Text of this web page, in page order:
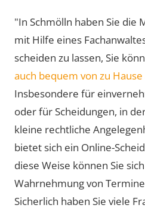
"In Schmölln haben Sie die
mit Hilfe eines
scheiden zu lassen, Sie
auch bequem von zu
Insbesondere für
oder für Scheidungen, in
kleine rechtliche
bietet sich ein Online-
diese Weise können Sie
Wahrnehmung von
Sicherlich haben Sie viele